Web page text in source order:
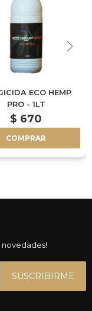
ECO HEMP
PRO - 1LT
$ 670
COMPRAR
novedades!
SUSCRIBIRME